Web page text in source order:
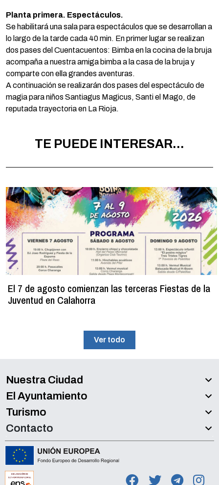
Planta primera. Espectáculos.
Se habilitará una sala para espectáculos que se desarrollan a
lo largo de la tarde cada 40 min. En primer lugar se realizan
dos pases del Cuentacuentos: Bimba en la cocina de la bruja
acompaña a nuestra amiga bimba a la casa de la bruja y
comparte con ella grandes aventuras.
A continuación se realizarán dos pases del espectáculo de
magia para niños Santiagus Magicus, Santi el Mago, de
reputada trayectoria en La Rioja.
TE PUEDE INTERESAR...
El 7 de agosto comienzan las terceras Fiestas de la
Juventud en Calahorra
Ver todo
Nuestra Ciudad
El Ayuntamiento
Turismo
Contacto